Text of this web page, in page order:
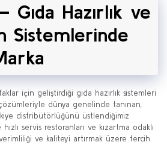
Gıda Hazırlık ve
Sistemlerinde
için geliştirdiği gıda hazırlık sistemleri
dünya genelinde tanınan,
distribütörlüğünü üstlendiğimiz
servis restoranları ve kızartma odaklı
ve kaliteyi artırmak üzere tercih